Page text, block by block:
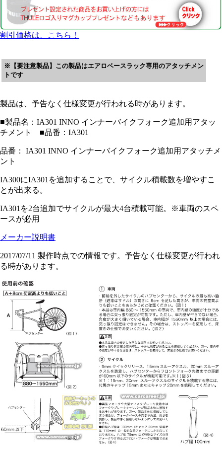
割引価格は、こちら！
※【要注意製品】この製品はエアロベースラック専用のアタッチメン
トです
製品は、予告なく仕様変更が行われる時があります。
■製品名：IA301 INNO インナーバイクフォーク追加用アタッ
チメント ■品番：IA301
品番： IA301 INNO インナーバイクフォーク追加用アタッチメ
ント
IA300にIA301を追加することで、サイクル積載数を増やすこ
とが出来る。
IA301を2台追加でサイクルが最大4台積載可能。※車両のスペ
ースが必用
メーカー説明書
2017/07/11 製作時点での情報です。予告なく仕様変更が行われ
る時があります。